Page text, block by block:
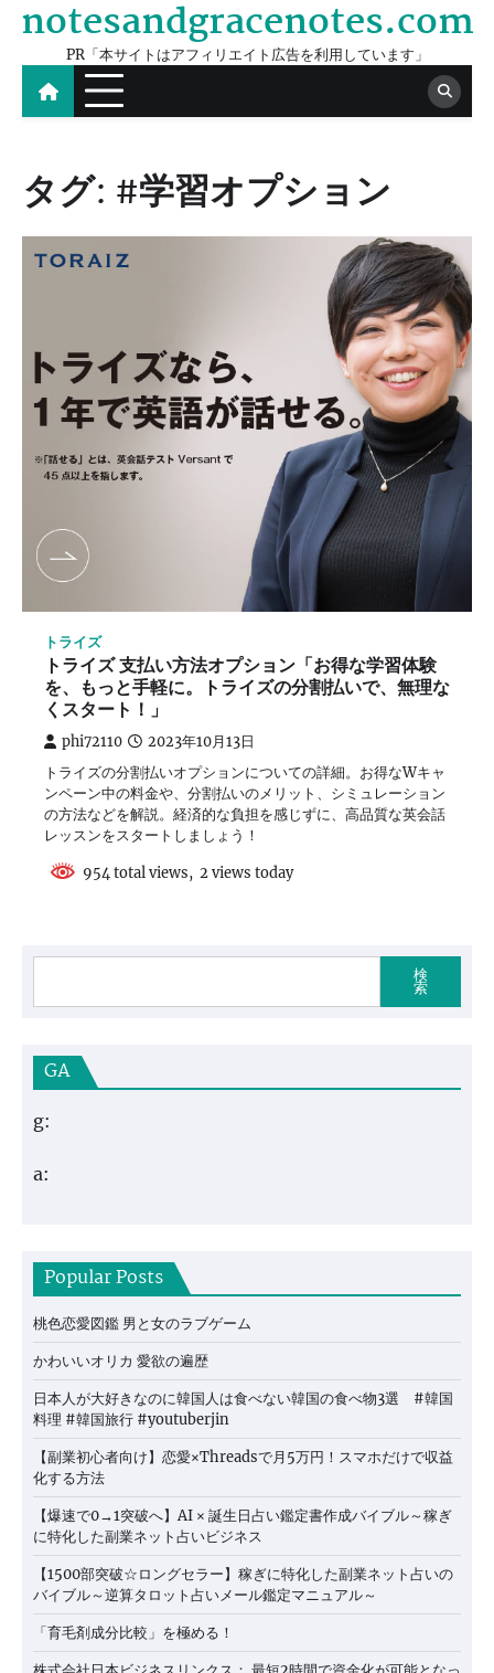
Skip
content
notesandgracenotes.com
PR「本サイトはアフィリエイト広告を利用しています」
タグ: #学習オプション
トライズ
トライズ 支払い方法オプション「お得な学習体験
を、もっと手軽に。トライズの分割払いで、無理な
くスタート！」
phi72110 2023年10月13日
トライズの分割払いオプションについての詳細。お得なWキャ
ンペーン中の料金や、分割払いのメリット、シミュレーション
の方法などを解説。経済的な負担を感じずに、高品質な英会話
レッスンをスタートしましょう！
954 total views, 2 views today
検
索
GA
g:
a:
Popular Posts
桃色恋愛図鑑 男と女のラブゲーム
かわいいオリカ 愛欲の遍歴
日本人が大好きなのに韓国人は食べない韓国の食べ物3選 #韓国
料理 #韓国旅行 #youtuberjin
【副業初心者向け】恋愛×Threadsで月5万円！スマホだけで収益
化する方法
【爆速で0→1突破へ】AI × 誕生日占い鑑定書作成バイブル～稼ぎ
に特化した副業ネット占いビジネス
【1500部突破☆ロングセラー】稼ぎに特化した副業ネット占いの
バイブル～逆算タロット占いメール鑑定マニュアル～
「育毛剤成分比較」を極める！